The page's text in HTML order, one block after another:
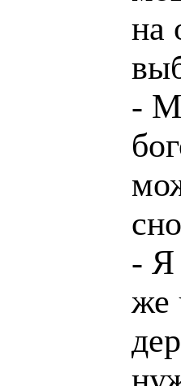
на
-
- Я
же